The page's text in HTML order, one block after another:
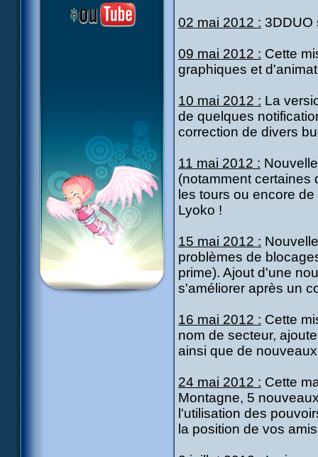
02 mai 2012 : 3DDUO
09 mai 2012 : Cette
graphiques et
10 mai 2012 : La
de quelques
correction de divers
11 mai 2012 :
(notamment certaines
les tours ou encore
Lyoko !
15 mai 2012 :
problèmes de
prime). Ajout d'une
s'améliorer après un
16 mai 2012 : Cette
nom de secteur,
ainsi que de
24 mai 2012 : Cette
Montagne, 5
l'utilisation des
la position de vos